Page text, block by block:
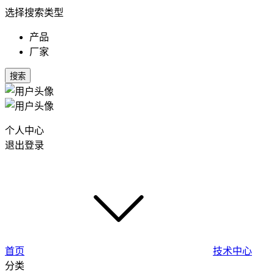
选择搜索类型
产品
厂家
搜索
个人中心
退出登录
首页
技术中心
分类